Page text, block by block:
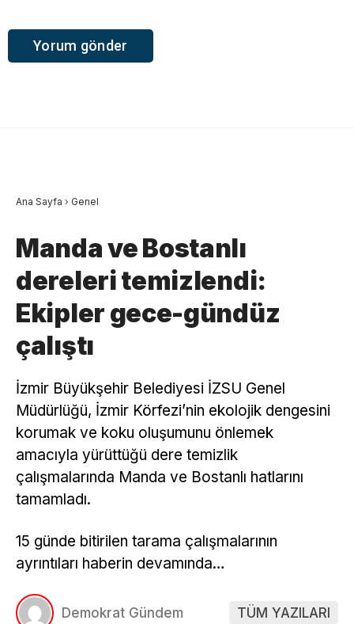
Ana Sayfa › Genel
Manda ve Bostanlı
dereleri temizlendi:
Ekipler gece-gündüz
çalıştı
İzmir Büyükşehir Belediyesi İZSU Genel
Müdürlüğü, İzmir Körfezi’nin ekolojik dengesini
korumak ve koku oluşumunu önlemek
amacıyla yürüttüğü dere temizlik
çalışmalarında Manda ve Bostanlı hatlarını
tamamladı.
15 günde bitirilen tarama çalışmalarının
ayrıntıları haberin devamında…
Demokrat Gündem TÜM YAZILARI